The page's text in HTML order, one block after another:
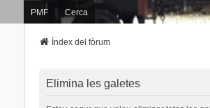
PMF Cerca
Índex del fòrum
Elimina les galetes